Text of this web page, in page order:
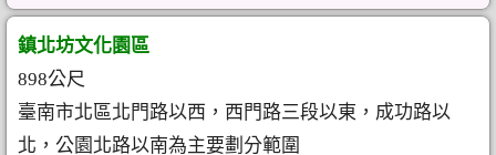
鎮北坊文化園區
898公尺
臺南市北區北門路以西，西門路三段以東，成功路以
北，公園北路以南為主要劃分範圍